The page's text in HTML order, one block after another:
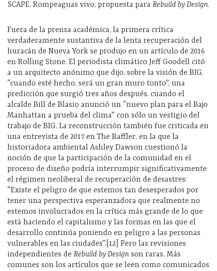
SCAPE, Rompeaguas vivo, propuesta para Rebuild by Design.
Fuera de la prensa académica, la primera crítica
verdaderamente sustantiva de la lenta recuperación del
huracán de Nueva York se produjo en un artículo de 2016
en Rolling Stone. El periodista climático Jeff Goodell citó
a un arquitecto anónimo que dijo, sobre la visión de BIG,
“cuando esté hecho, será un gran muro tonto”, una
predicción que surgió tres años después, cuando el
alcalde Bill de Blasio anunció un “nuevo plan para el Bajo
Manhattan a prueba del clima” con sólo un vestigio del
trabajo de BIG. La reconstrucción también fue criticada en
una entrevista de 2017 en The Baffler, en la que la
historiadora ambiental Ashley Dawson cuestionó la
noción de que la participación de la comunidad en el
proceso de diseño podría interrumpir significativamente
el régimen neoliberal de recuperación de desastres:
“Existe el peligro de que estemos tan desesperados por
tener una perspectiva esperanzadora que realmente no
estemos involucrados en la crítica más grande de lo que
está haciendo el capitalismo y las formas en las que el
desarrollo continúa poniendo en peligro a las personas
vulnerables en las ciudades”.[12] Pero las revisiones
independientes de Rebuild by Design son raras. Más
comunes son los artículos que se leen como comunicados